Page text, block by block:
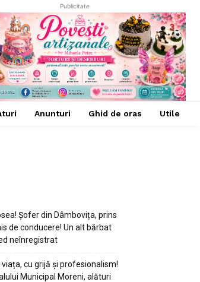
Publicitate
Anunturi Ghid de oras Utile
Șofer din Dâmbovița, prins
de conducere! Un alt bărbat
neînregistrat
viața, cu grijă și profesionalism!
Municipal Moreni, alături